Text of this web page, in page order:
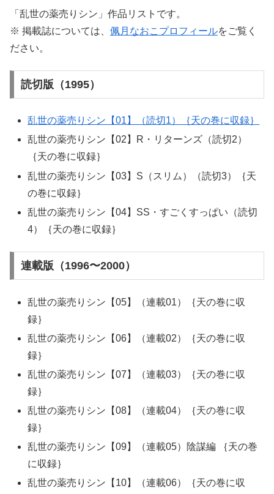
「乱世の薬売りシン」作品リストです。
※ 掲載誌については、 佩月なおこプロフィールをご覧く
ださい。
読切版（1995）
乱世の薬売りシン【01】（読切1）｛天の巻に収録｝
乱世の薬売りシン【02】R・リターンズ（読切2）
｛天の巻に収録｝
乱世の薬売りシン【03】S（スリム）（読切3）｛天
の巻に収録｝
乱世の薬売りシン【04】SS・すごくすっぱい（読切
4）｛天の巻に収録｝
連載版（1996〜2000）
乱世の薬売りシン【05】（連載01）｛天の巻に収
録｝
乱世の薬売りシン【06】（連載02）｛天の巻に収
録｝
乱世の薬売りシン【07】（連載03）｛天の巻に収
録｝
乱世の薬売りシン【08】（連載04）｛天の巻に収
録｝
乱世の薬売りシン【09】（連載05）陰謀編 ｛天の巻
に収録｝
乱世の薬売りシン【10】（連載06）｛天の巻に収